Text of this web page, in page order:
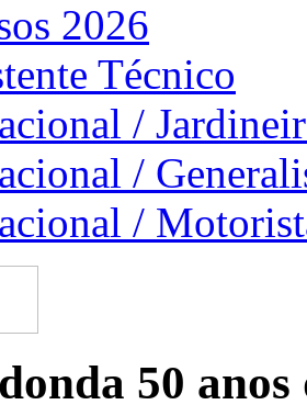
2026
Técnico
/
/
/
50